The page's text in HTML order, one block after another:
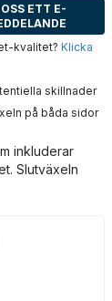
ETT E-
kvalitet? Klicka
skillnader
på båda sidor
inkluderar
Slutväxeln